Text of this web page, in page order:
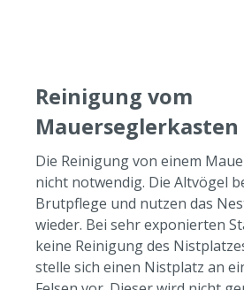
Reinigung vom
Mauerseglerkasten
Die Reinigung von einem
nicht notwendig. Die Altvögel
Brutpflege und nutzen das
wieder. Bei sehr exponierten
keine Reinigung des
stelle sich einen Nistplatz an